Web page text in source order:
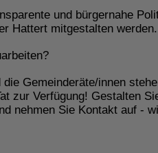
und bürgernahe
Hattert mitgestalten werden.
Gemeinderäte/innen
zur Verfügung! Gestalten
nehmen Sie Kontakt auf -